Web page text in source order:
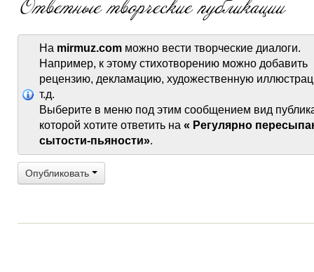
На mirmuz.com можно вести творческие диалоги.
Например, к этому стихотворению можно добавить
рецензию, декламацию, художественную
т.д.
Выберите в меню под этим сообщением вид
которой хотите ответить на « Регулярно
сытости-пьяности».
Опубликовать